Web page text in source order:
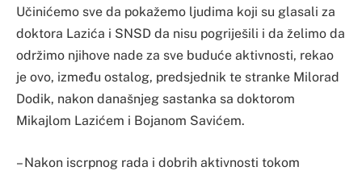
Učinićemo sve da pokažemo ljudima koji su glasali za
doktora Lazića i SNSD da nisu pogriješili i da želimo da
održimo njihove nade za sve buduće aktivnosti, rekao
je ovo, između ostalog, predsjednik te stranke Milorad
Dodik, nakon današnjeg sastanka sa doktorom
Mikajlom Lazićem i Bojanom Savićem.
– Nakon iscrpnog rada i dobrih aktivnosti tokom